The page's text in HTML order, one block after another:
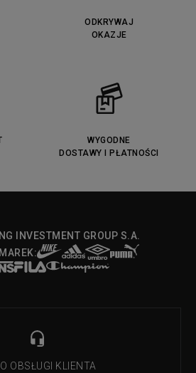
ODKRYWAJ
OKAZJE
WYGODNE
DOSTAWY I PŁATNOŚCI
INVESTMENT GROUP S.A.
OBSŁUGI KLIENTA